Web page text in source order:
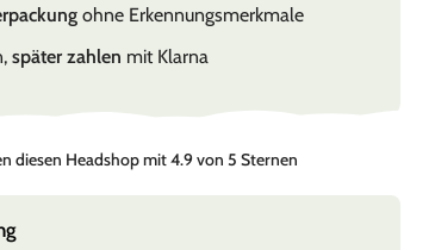
ohne Erkennungsmerkmale
später zahlen mit Klarna
diesen Headshop mit 4.9 von 5 Sternen